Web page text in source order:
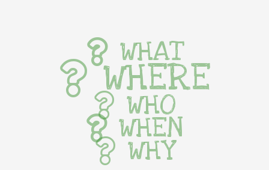
WHAT
WHERE
WHO
WHEN
WHY